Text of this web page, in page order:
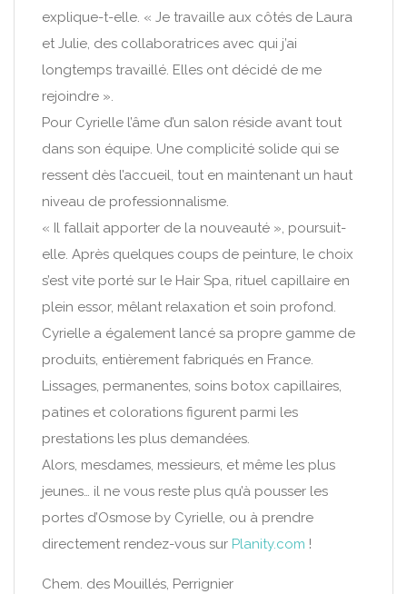
explique-t-elle. « Je travaille aux côtés de Laura
et Julie, des collaboratrices avec qui j’ai
longtemps travaillé. Elles ont décidé de me
rejoindre ».
Pour Cyrielle l’âme d’un salon réside avant tout
dans son équipe. Une complicité solide qui se
ressent dès l’accueil, tout en maintenant un haut
niveau de professionnalisme.
« Il fallait apporter de la nouveauté », poursuit-
elle. Après quelques coups de peinture, le choix
s’est vite porté sur le Hair Spa, rituel capillaire en
plein essor, mêlant relaxation et soin profond.
Cyrielle a également lancé sa propre gamme de
produits, entièrement fabriqués en France.
Lissages, permanentes, soins botox capillaires,
patines et colorations figurent parmi les
prestations les plus demandées.
Alors, mesdames, messieurs, et même les plus
jeunes… il ne vous reste plus qu’à pousser les
portes d’Osmose by Cyrielle, ou à prendre
directement rendez-vous sur Planity.com !
Chem. des Mouillés, Perrignier